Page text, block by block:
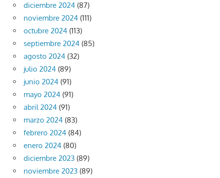
diciembre 2024 (87)
noviembre 2024 (111)
octubre 2024 (113)
septiembre 2024 (85)
agosto 2024 (32)
julio 2024 (89)
junio 2024 (91)
mayo 2024 (91)
abril 2024 (91)
marzo 2024 (83)
febrero 2024 (84)
enero 2024 (80)
diciembre 2023 (89)
noviembre 2023 (89)